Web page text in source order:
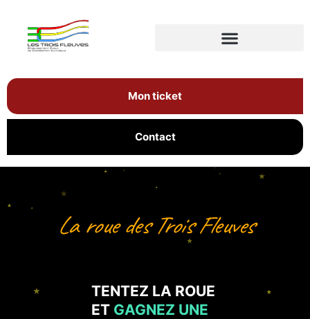
Mon ticket
Contact
La roue des Trois Fleuves
TENTEZ LA ROUE
ET GAGNEZ UNE